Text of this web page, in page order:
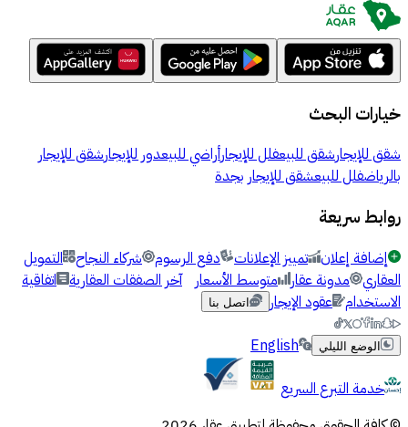
خيارات البحث
شقق للإيجارشقق للبيعفلل للإيجارأراضي للبيعدور للإيجارشقق للإيجار
بالرياضفلل للبيعشقق للإيجار بجدة
روابط سريعة
إضافة إعلان تمييز الإعلانات دفع الرسوم شركاء النجاح التمويل
العقاري مدونة عقار متوسط الأسعار آخر الصفقات العقارية اتفاقية
الاستخدام عقود الإيجار اتصل بنا
الوضع الليلي
English
خدمة التبرع السريع